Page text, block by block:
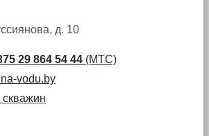
д. 10
29 864 54 44 (МТС)
vodu.by